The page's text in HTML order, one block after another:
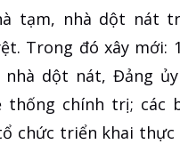
tạm, nhà dột nát
Trong đó xây mới:
dột nát, Đảng
thống chính trị;
chức triển khai